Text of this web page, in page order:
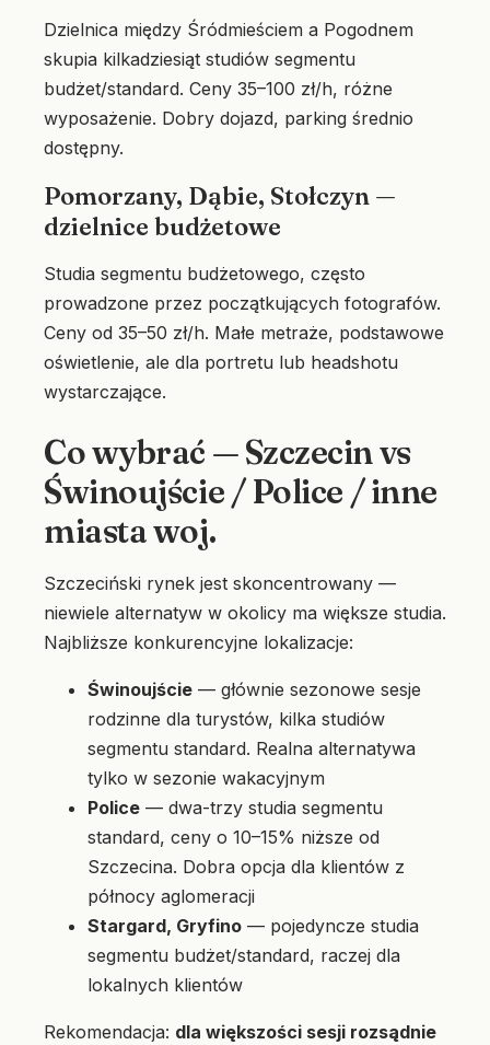
Dzielnica między Śródmieściem a Pogodnem
skupia kilkadziesiąt studiów segmentu
budżet/standard. Ceny 35–100 zł/h, różne
wyposażenie. Dobry dojazd, parking średnio
dostępny.
Pomorzany, Dąbie, Stołczyn —
dzielnice budżetowe
Studia segmentu budżetowego, często
prowadzone przez początkujących fotografów.
Ceny od 35–50 zł/h. Małe metraże, podstawowe
oświetlenie, ale dla portretu lub headshotu
wystarczające.
Co wybrać — Szczecin vs
Świnoujście / Police / inne
miasta woj.
Szczeciński rynek jest skoncentrowany —
niewiele alternatyw w okolicy ma większe studia.
Najbliższe konkurencyjne lokalizacje:
Świnoujście — głównie sezonowe sesje
rodzinne dla turystów, kilka studiów
segmentu standard. Realna alternatywa
tylko w sezonie wakacyjnym
Police — dwa-trzy studia segmentu
standard, ceny o 10–15% niższe od
Szczecina. Dobra opcja dla klientów z
północy aglomeracji
Stargard, Gryfino — pojedyncze studia
segmentu budżet/standard, raczej dla
lokalnych klientów
Rekomendacja: dla większości sesji rozsądnie